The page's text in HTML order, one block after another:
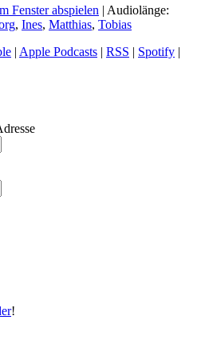
Fenster abspielen | Audiolänge:
, Ines, Matthias, Tobias
| Apple Podcasts | RSS | Spotify |
!